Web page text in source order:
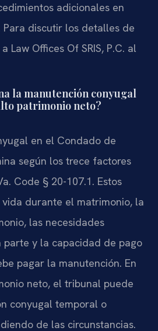
adicionales en
Para discutir los detalles de
Law Offices Of SRIS, P.C. al
la manutención conyugal
patrimonio neto?
en el Condado de
según los trece factores
Code § 20-107.1. Estos
durante el matrimonio, la
las necesidades
y la capacidad de pago
pagar la manutención. En
neto, el tribunal puede
conyugal temporal o
de las circunstancias.